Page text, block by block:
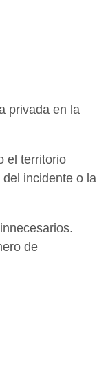
privada en la
el territorio
incidente o la
de